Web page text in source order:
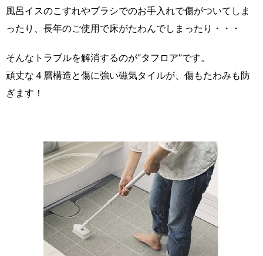
風呂イスのこすれやブラシでのお手入れで傷がついてしま
ったり、長年のご使用で床がたわんでしまったり・・・
そんなトラブルを解消するのが“タフロア”です。
頑丈な４層構造と傷に強い磁気タイルが、傷もたわみも防
ぎます！